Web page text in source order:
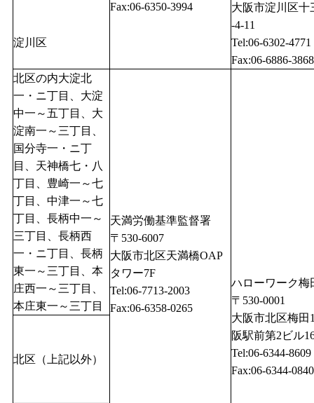
Fax:06-6350-3994
大阪市淀川区十
-4-11
Tel:06-6302-4771
Fax:06-6886-3868
淀川区
北区の内大淀北
一・ニ丁目、大淀
中一～五丁目、大
淀南一～三丁目、
国分寺一・ニ丁
目、天神橋七・八
丁目、豊崎一～七
丁目、中津一～七
丁目、長柄中一～
三丁目、長柄西
一・ニ丁目、長柄
東一～三丁目、本
庄西一～三丁目、
本庄東一～三丁目
天満労働基準監督署
〒530-6007
大阪市北区天満橋OAP
タワー7F
Tel:06-7713-2003
Fax:06-6358-0265
ハローワーク梅
〒530-0001
大阪市北区梅田
阪駅前第2ビル
Tel:06-6344-8609
Fax:06-6344-0840
北区（上記以外）